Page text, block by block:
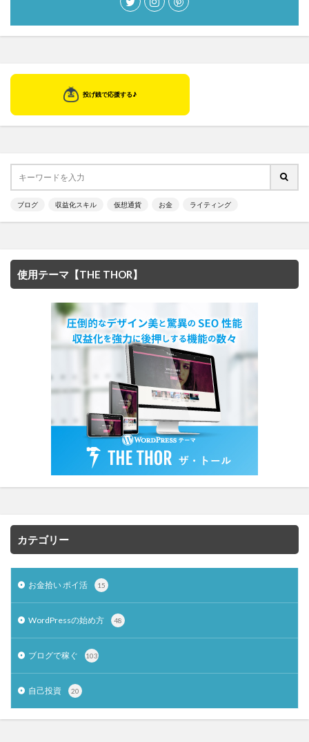
ブログ 収益化スキル 仮想通貨 お金 ライティング
使用テーマ【THE THOR】
カテゴリー
お金拾い ポイ活 15
WordPressの始め方 48
ブログで稼ぐ 103
自己投資 20